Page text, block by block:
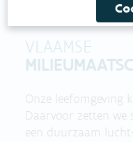
VLAAMSE
Onze leefomgeving
Daarvoor zetten
een duurzaam